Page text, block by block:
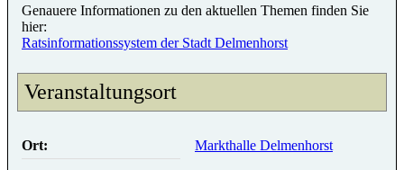
Genauere Informationen zu den aktuellen Themen finden Sie
hier:
Ratsinformationssystem der Stadt Delmenhorst
Veranstaltungsort
Ort: Markthalle Delmenhorst